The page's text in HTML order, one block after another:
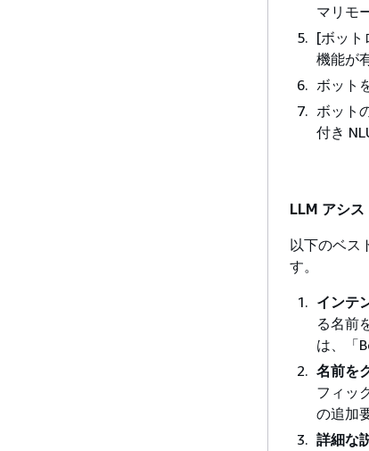
マリモ
[ボット
機能が
ボット
ボット
付き
LLM アシ
以下のベス
す。
インテ
る名前
は、「
名前を
フィッ
の追加
詳細な